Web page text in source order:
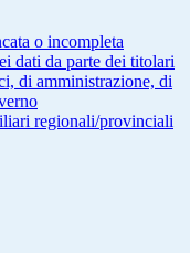
o incompleta
dati da parte dei titolari
di amministrazione, di
regionali/provinciali